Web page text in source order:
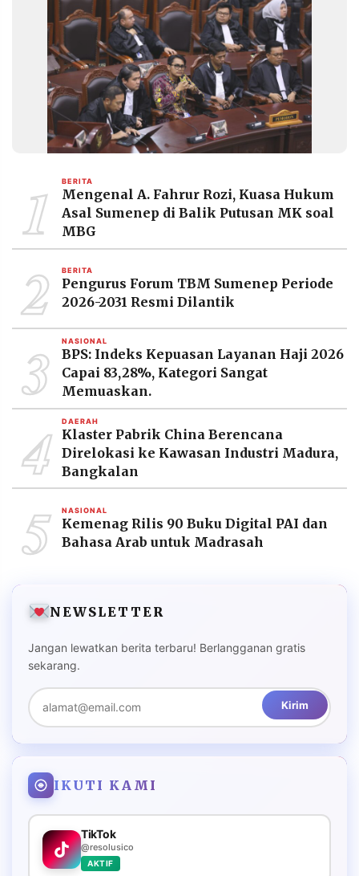
1 BERITA
Mengenal A. Fahrur Rozi, Kuasa Hukum
Asal Sumenep di Balik Putusan MK soal
MBG
2 BERITA
Pengurus Forum TBM Sumenep Periode
2026-2031 Resmi Dilantik
3 NASIONAL
BPS: Indeks Kepuasan Layanan Haji 2026
Capai 83,28%, Kategori Sangat
Memuaskan.
4 DAERAH
Klaster Pabrik China Berencana
Direlokasi ke Kawasan Industri Madura,
Bangkalan
5 NASIONAL
Kemenag Rilis 90 Buku Digital PAI dan
Bahasa Arab untuk Madrasah
NEWSLETTER
Jangan lewatkan berita terbaru! Berlangganan gratis
sekarang.
Kirim
IKUTI KAMI
TikTok
@resolusico
AKTIF